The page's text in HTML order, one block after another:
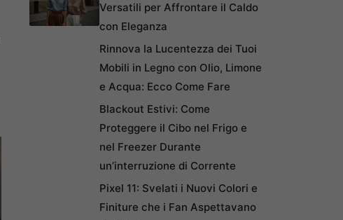
Versatili per Affrontare il Caldo
con Eleganza
Rinnova la Lucentezza dei Tuoi
Mobili in Legno con Olio, Limone
e Acqua: Ecco Come Fare
Blackout Estivi: Come
Proteggere il Cibo nel Frigo e
nel Freezer Durante
un’interruzione di Corrente
Pixel 11: Svelati i Nuovi Colori e
Finiture che i Fan Aspettavano